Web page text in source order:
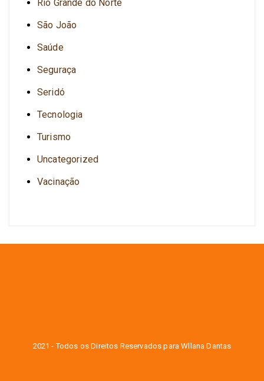
Rio Grande do Norte
São João
Saúde
Seguraça
Seridó
Tecnologia
Turismo
Uncategorized
Vacinação
2021 - Todos os Direitos Reservados para Wllana Dantas